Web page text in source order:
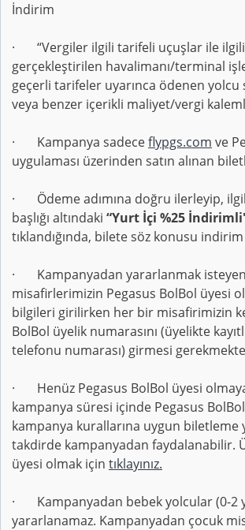
İndirim
· “Vergiler ilgili tarifeli uçuşlar ile
gerçekleştirilen havalimanı/terminal
geçerli tarifeler uyarınca ödenen yolcu
veya benzer içerikli maliyet/vergi
· Kampanya sadeceflypgs.com ve
uygulaması üzerinden satın alınan
· Ödeme adımına doğru ilerleyip,
başlığı altındaki “Yurt İçi %25
tıklandığında, bilete söz konusu indirim
· Kampanyadan yararlanmak
misafirlerimizin Pegasus BolBol üyesi
bilgileri girilirken her bir misafirimizin
BolBol üyelik numarasını (üyelikte
telefonu numarası) girmesi
· Henüz Pegasus BolBol üyesi
kampanya süresi içinde Pegasus
kampanya kurallarına uygun biletleme
takdirde kampanyadan faydalanabilir.
üyesi olmak için tıklayınız.
· Kampanyadan bebek yolcular (0-2
yararlanamaz. Kampanyadan çocuk